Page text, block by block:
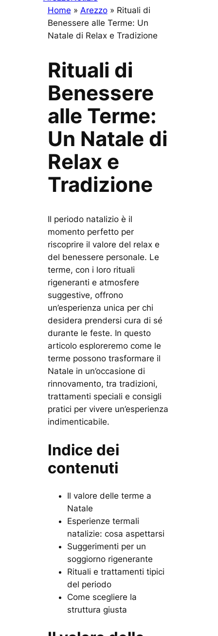
Home » Arezzo» Rituali di
Benessere alle Terme: Un
Natale di Relax e Tradizione
Rituali di
Benessere
alle Terme:
Un Natale di
Relax e
Tradizione
Il periodo natalizio è il
momento perfetto per
riscoprire il valore del relax e
del benessere personale. Le
terme, con i loro rituali
rigeneranti e atmosfere
suggestive, offrono
un’esperienza unica per chi
desidera prendersi cura di sé
durante le feste. In questo
articolo esploreremo come le
terme possono trasformare il
Natale in un’occasione di
rinnovamento, tra tradizioni,
trattamenti speciali e consigli
pratici per vivere un’esperienza
indimenticabile.
Indice dei
contenuti
Il valore delle terme a
Natale
Esperienze termali
natalizie: cosa aspettarsi
Suggerimenti per un
soggiorno rigenerante
Rituali e trattamenti tipici
del periodo
Come scegliere la
struttura giusta